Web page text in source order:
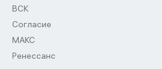
ВСК
Согласие
МАКС
Ренессанс